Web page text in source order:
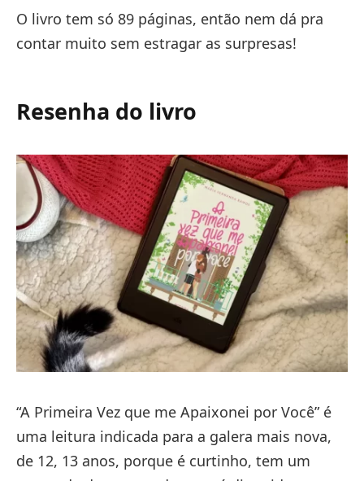
O livro tem só 89 páginas, então nem dá pra
contar muito sem estragar as surpresas!
Resenha do livro
“A Primeira Vez que me Apaixonei por Você” é
uma leitura indicada para a galera mais nova,
de 12, 13 anos, porque é curtinho, tem um